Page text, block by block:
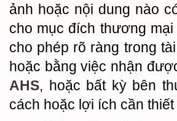
ảnh hoặc nội dung nào
cho mục đích thương
cho phép rõ ràng trong
hoặc bằng việc nhận
AHS, hoặc bất kỳ bên
cách hoặc lợi ích cần